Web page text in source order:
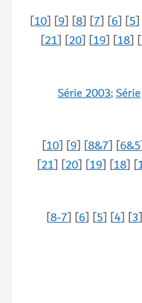
5
] [
6
] [
7
] [
8
] [
9
] [
10
]
] [
18
] [
19
] [
20
] [
21
]
Série 2003;Série
5&6
] [
7&8
] [
9
] [
10
]
] [
18
] [
19
] [
20
] [
21
]
3
] [
4
] [
5
] [
6
] [
7-8
]